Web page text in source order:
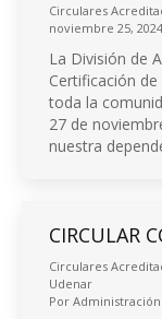
Circulares
noviembre 25, 2024
La División de
Certificación
toda la
27 de
nuestra
CIRCULAR
Circulares
Udenar
Por